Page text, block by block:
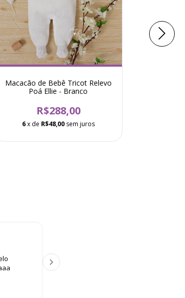
Macacão de Bebê Tricot Relevo
Poá Ellie - Branco
R$288,00
6 x de R$48,00 sem juros